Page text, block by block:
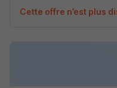
Cette offre n’est plus